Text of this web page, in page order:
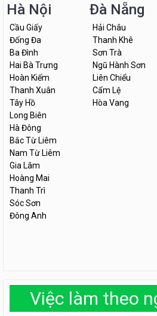
Hà Nội
Cầu Giấy
Đống Đa
Ba Đình
Hai Bà Trưng
Hoàn Kiếm
Thanh Xuân
Tây Hồ
Long Biên
Hà Đông
Bắc Từ Liêm
Nam Từ Liêm
Gia Lâm
Hoàng Mai
Thanh Trì
Sóc Sơn
Đông Anh
Đà Nẵng
Hải Châu
Thanh Khê
Sơn Trà
Ngũ Hành Sơn
Liên Chiểu
Cẩm Lệ
Hòa Vang
Việc làm theo